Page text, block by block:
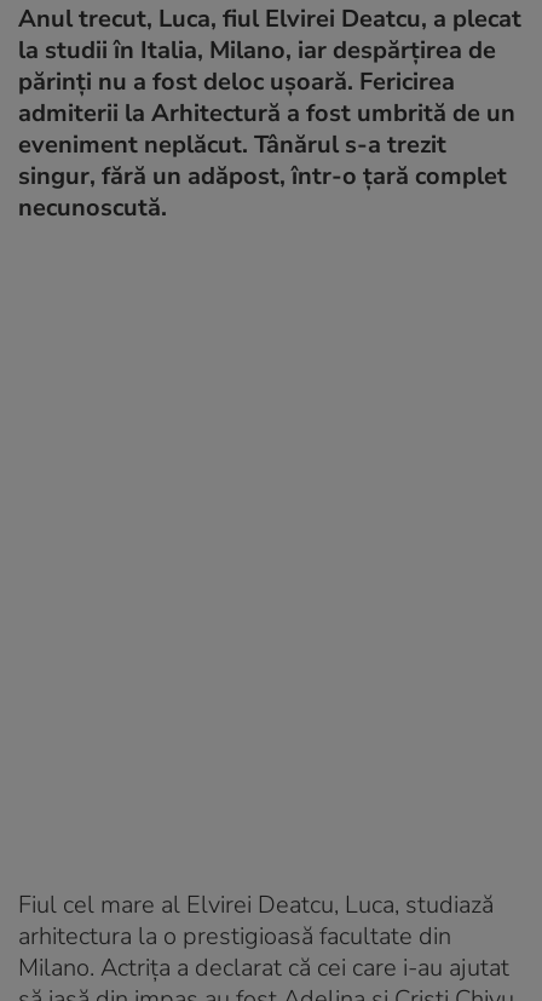
Anul trecut, Luca, fiul Elvirei Deatcu, a plecat
la studii în Italia, Milano, iar despărțirea de
părinți nu a fost deloc ușoară. Fericirea
admiterii la Arhitectură a fost umbrită de un
eveniment neplăcut. Tânărul s-a trezit
singur, fără un adăpost, într-o țară complet
necunoscută.
Fiul cel mare al Elvirei Deatcu, Luca, studiază
arhitectura la o prestigioasă facultate din
Milano. Actrița a declarat că cei care i-au ajutat